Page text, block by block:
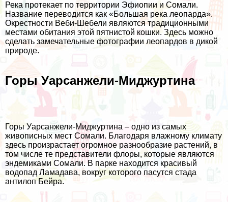
Река протекает по территории Эфиопии и Сомали.
Название переводится как «Большая река леопарда».
Окрестности Веби-Шебели являются традиционными
местами обитания этой пятнистой кошки. Здесь можно
сделать замечательные фотографии леопардов в дикой
природе.
Горы Уарсанжели-Миджуртина
Горы Уарсанжели-Миджуртина – одно из самых
живописных мест Сомали. Благодаря влажному климату
здесь произрастает огромное разнообразие растений, в
том числе те представители флоры, которые являются
эндемиками Сомали. В парке находится красивый
водопад Ламадава, вокруг которого пасутся стада
антилоп Бейра.